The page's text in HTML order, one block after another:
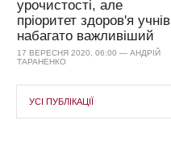
урочистості, але
пріоритет здоров'я учнів
набагато важливіший
17 ВЕРЕСНЯ 2020, 06:00 — АНДРІЙ
ТАРАНЕНКО
УСІ ПУБЛІКАЦІЇ